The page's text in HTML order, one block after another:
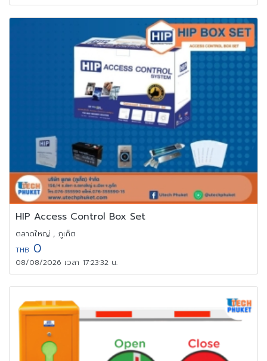
HIP Access Control Box Set
ตลาดใหญ่ , ภูเก็ต
THB 0
08/08/2026 เวลา 17:23:32 น.